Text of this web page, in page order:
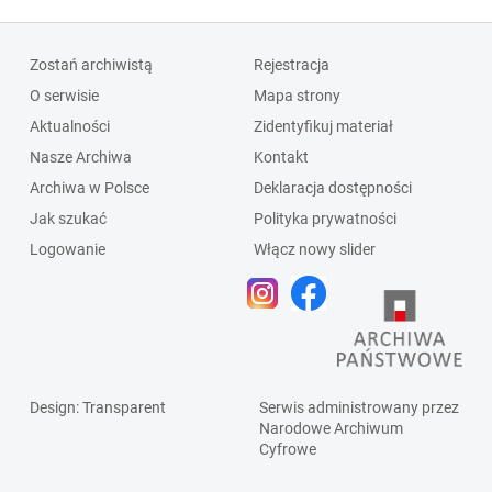
Zostań archiwistą
O serwisie
Aktualności
Nasze Archiwa
Archiwa w Polsce
Jak szukać
Logowanie
Rejestracja
Mapa strony
Zidentyfikuj materiał
Kontakt
Deklaracja dostępności
Polityka prywatności
Włącz nowy slider
Design: Transparent
Serwis administrowany przez
Narodowe Archiwum
Cyfrowe